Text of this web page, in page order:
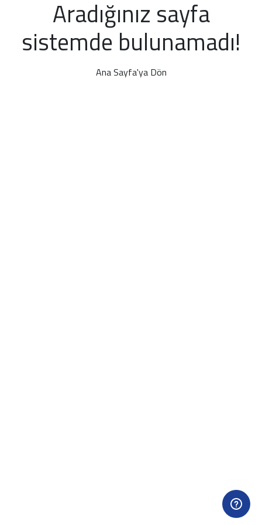
Aradığınız sayfa
sistemde bulunamadı!
Ana Sayfa'ya Dön